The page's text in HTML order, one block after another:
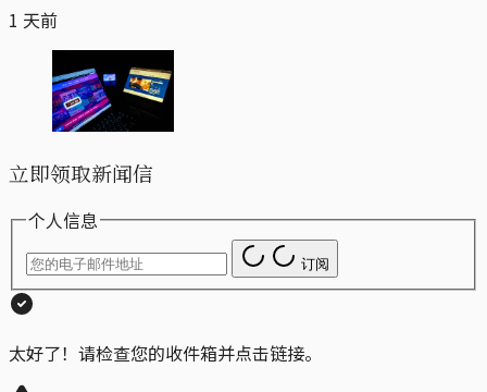
1 天前
立即领取新闻信
个人信息
订阅
太好了！请检查您的收件箱并点击链接。